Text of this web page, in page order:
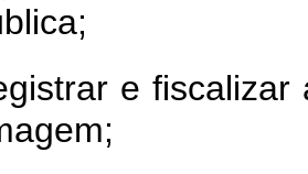
e fiscalizar